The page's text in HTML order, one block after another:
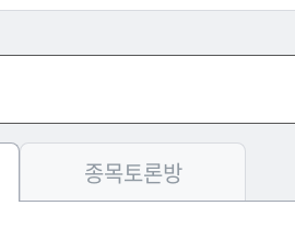
종목토론방